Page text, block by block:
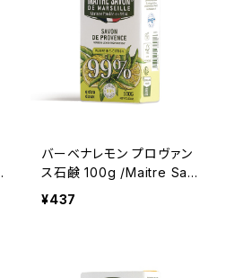
バーベナレモン プロヴァン
ス石鹸 100g /Maitre Sav
on de Marseille/メート
¥437